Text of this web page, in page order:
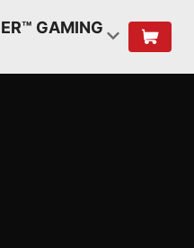
GAMING